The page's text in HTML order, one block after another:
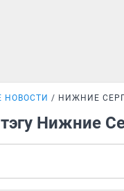
НОВОСТИ НИЖНИЕ
Нижние